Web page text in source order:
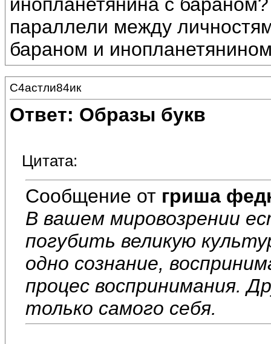
инопланетянина с
параллели между
бараном и
С4астли84ик
Ответ: Образы букв
Цитата:
Сообщение от гриша
В вашем мировозрении
погубить великую
одно сознание,
процес воспринимания.
только самого себя.